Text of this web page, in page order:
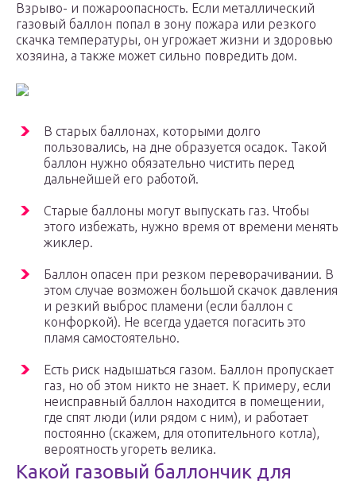
Взрыво- и пожароопасность. Если металлический
газовый баллон попал в зону пожара или резкого
скачка температуры, он угрожает жизни и здоровью
хозяина, а также может сильно повредить дом.
В старых баллонах, которыми долго
пользовались, на дне образуется осадок. Такой
баллон нужно обязательно чистить перед
дальнейшей его работой.
Старые баллоны могут выпускать газ. Чтобы
этого избежать, нужно время от времени менять
жиклер.
Баллон опасен при резком переворачивании. В
этом случае возможен большой скачок давления
и резкий выброс пламени (если баллон с
конфоркой). Не всегда удается погасить это
пламя самостоятельно.
Есть риск надышаться газом. Баллон пропускает
газ, но об этом никто не знает. К примеру, если
неисправный баллон находится в помещении,
где спят люди (или рядом с ним), и работает
постоянно (скажем, для отопительного котла),
вероятность угореть велика.
Какой газовый баллончик для